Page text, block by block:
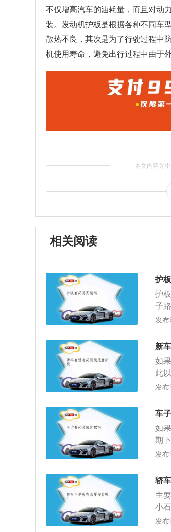
不仅增高汽车的油耗量，而且对动
装。发动机护板是根据各种不同车
散热不良，其次是为了行驶过程中
机使用寿命，避免出行过程中由于
本文内容为中
相关阅读
护
护
子
和
机
其
中
设
汽
发布
新
如
此
恰
的
造
的
使
壤
擦
一
直
加
发布
车
如
期
对
只
灰
汽
定
撞
发布
轿
主
小
动
发布